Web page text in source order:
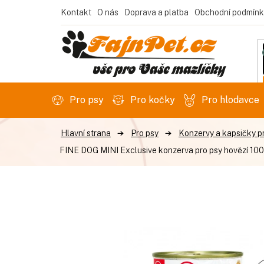
Kontakt O nás Doprava a platba Obchodní
Pro psy Pro kočky Pro hlodavce
Pro psy
Konzervy a kapsičky
FINE DOG MINI Exclusive konzerva pro psy hovězí